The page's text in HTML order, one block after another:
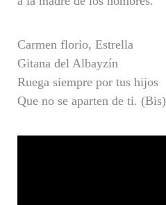
Carmen florio, Estrella
Gitana del Albayzín
Ruega siempre por tus hijos
Que no se aparten de ti. (Bis)